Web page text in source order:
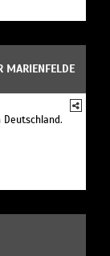
MARIENFELDE